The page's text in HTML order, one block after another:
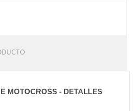
MOTOCROSS - DETALLES